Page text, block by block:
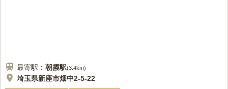
最寄駅： 朝霞駅(3.4km)
埼玉県新座市畑中2-5-22